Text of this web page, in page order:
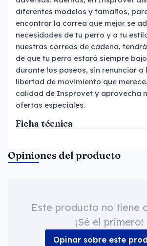
diferentes modelos y tamaños,
encontrar la correa que mejor se
necesidades de tu perro y a tu
nuestras correas de cadena,
de que tu perro estará siempre
durante los paseos, sin renunciar
libertad de movimiento que
calidad de Insprovet y aprovecha
ofertas especiales.
Ficha técnica
Opiniones del producto
Este producto no tiene
¡Sé el primero!
Opinar sobre este